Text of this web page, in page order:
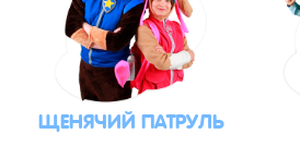
ЩЕНЯЧИЙ ПАТРУЛЬ